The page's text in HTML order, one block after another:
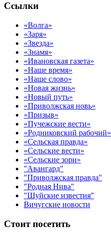
Ссылки
«Волга»
«Заря»
«Звезда»
«Знамя»
«Ивановская газета»
«Наше время»
«Наше слово»
«Новая жизнь»
«Новый путь»
«Приволжская новь»
«Призыв»
«Пучежские вести»
«Родниковский рабочий»
«Сельская правда»
«Сельские вести»
«Сельские зори»
"Авангард"
"Приволжская правда"
"Родная Нива"
"Шуйские известия"
Вичугские новости
Стоит посетить